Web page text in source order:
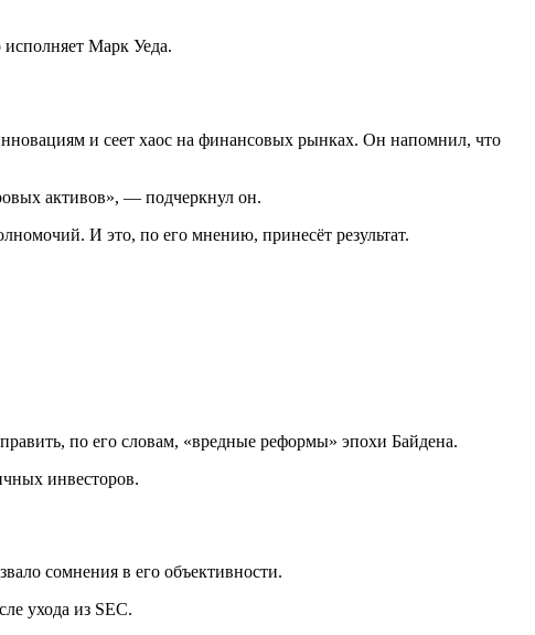
Марк Уеда.
и сеет хаос на финансовых рынках. Он напомнил, что
активов», — подчеркнул он.
И это, по его мнению, принесёт результат.
по его словам, «вредные реформы» эпохи Байдена.
инвесторов.
сомнения в его объективности.
ухода из SEC.